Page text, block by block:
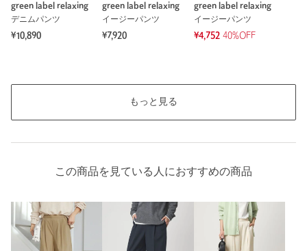
green label relaxing
デニムパンツ
¥10,890
green label relaxing
イージーパンツ
¥7,920
green label relaxing
イージーパンツ
¥4,752 40%OFF
もっと見る
この商品を見ている人におすすめの商品